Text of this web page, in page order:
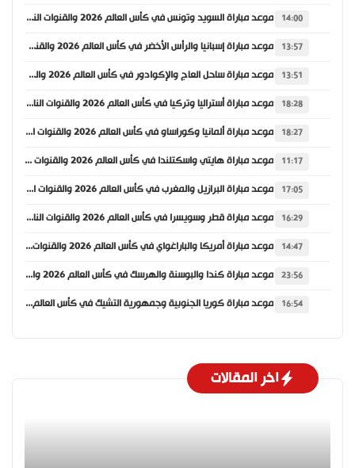
14:00 موعد مباراة السويد وتونس في كأس العالم 2026 والقنوات الناقلة
13:57 موعد مباراة إسبانيا والرأس الأخضر في كأس العالم 2026 والقنوات الناقلة
13:51 موعد مباراة ساحل العاج والإكوادور في كأس العالم 2026 والقنوات الناقلة
18:28 موعد مباراة أستراليا وتركيا في كأس العالم 2026 والقنوات الناقلة
18:27 موعد مباراة ألمانيا وكوراساو في كأس العالم 2026 والقنوات الناقلة
11:17 موعد مباراة هايتي واسكتلندا في كأس العالم 2026 والقنوات الناقلة
17:05 موعد مباراة البرازيل والمغرب في كأس العالم 2026 والقنوات الناقلة
16:29 موعد مباراة قطر وسويسرا في كأس العالم 2026 والقنوات الناقلة
14:47 موعد مباراة أمريكا والباراغواي في كأس العالم 2026 والقنوات الناقلة
23:56 موعد مباراة كندا والبوسنة والهرسك في كأس العالم 2026 والقنوات الناقلة
16:54 موعد مباراة كوريا الجنوبية وجمهورية التشيك في كأس العالم 2026 والقنوات الناقلة
اخر المقالات